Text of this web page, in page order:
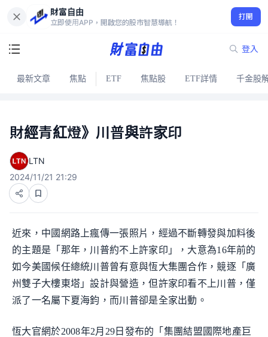
財富自由
立即使用APP，開啟您的股市智慧導航！
打開
登入
最新文章 焦點 ETF 焦點股 ETF詳情 千金股
財經青紅燈》川普與許家印
LTN
2024/11/21 21:29
近來，中國網路上瘋傳一張照片，經過不斷轉發與加料後
的主題是「那年，川普約不上許家印」，大意為16年前的
如今美國候任總統川普曾有意與恆大集團合作，競逐「廣
州雙子大樓東塔」設計與營造，但許家印看不上川普，僅
派了一名屬下夏海鈞，而川普卻是全家出動。
恆大官網於2008年2月29日發布的「集團結盟國際地產巨